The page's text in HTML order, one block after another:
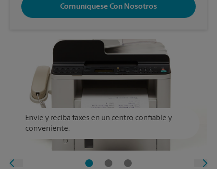
Comuníquese Con Nosotros
Envíe y reciba faxes en un centro confiable y
conveniente.